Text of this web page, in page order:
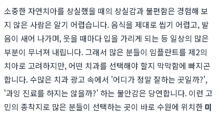
소중한 자연치아를 상실했을 때의 상실감과 불편함은 경험해 보
지 않은 사람은 알기 어렵습니다. 음식을 제대로 씹기 어렵고, 발
음이 새어 나가며, 웃을 때마다 입을 가리게 되는 등 일상의 많은
부분이 무너져 내립니다. 그래서 많은 분들이 임플란트를 제2의
치아로 고려하지만, 어떤 치과를 선택해야 할지 막막함에 빠지곤
합니다. 수많은 치과 광고 속에서 '어디가 정말 잘하는 곳일까?',
'과잉 진료를 하지는 않을까?' 하는 불안감은 당연합니다. 이런 고
민의 종착지로 많은 분들이 선택하는 곳이 바로 수원에 위치한 미